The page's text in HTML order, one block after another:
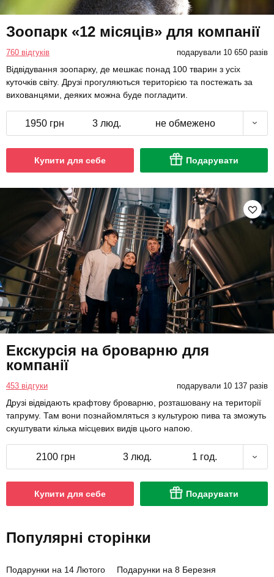
Зоопарк «12 місяців» для компанії
760 відгуків подарували 10 650 разів
Відвідування зоопарку, де мешкає понад 100 тварин з усіх
куточків світу. Друзі прогуляються територією та постежать за
вихованцями, деяких можна буде погладити.
1950 грн 3 люд. не обмежено
Купити для себе Подарувати
Екскурсія на броварню для
компанії
453 відгуки подарували 10 137 разів
Друзі відвідають крафтову броварню, розташовану на території
тапруму. Там вони познайомляться з культурою пива та зможуть
скуштувати кілька місцевих видів цього напою.
2100 грн 3 люд. 1 год.
Купити для себе Подарувати
Популярні сторінки
Подарунки на 14 Лютого
Подарунки на 8 Березня